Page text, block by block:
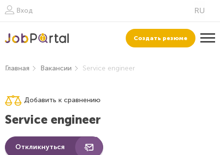
Вход
Создать резюме
Главная Вакансии Service engineer
Добавить к сравнению
Service engineer
Откликнуться